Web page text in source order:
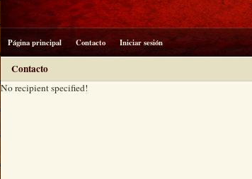
Página principal Contacto Iniciar sesión
Contacto
No recipient specified!